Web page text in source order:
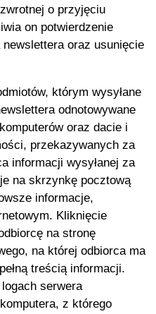
o przyjęciu
on potwierdzenie
oraz usunięcie
którym wysyłane
odnotowywane
oraz dacie i
przekazywanych za
informacji wysyłanej za
na skrzynkę pocztową
informacje,
Kliknięcie
na stronę
na której odbiorca ma
treścią informacji.
serwera
z którego